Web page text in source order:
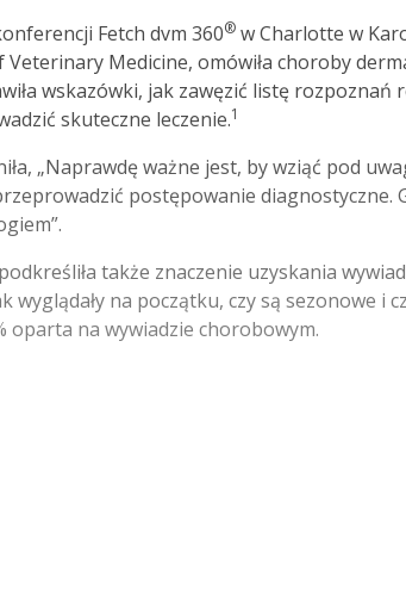
Fetch dvm 360® w Charlotte w
Veterinary Medicine, omówiła choroby
wskazówki, jak zawęzić listę
skuteczne leczenie.1
„Naprawdę ważne jest, by wziąć pod
postępowanie diagnostyczne.
także znaczenie uzyskania
wyglądały na początku, czy są sezonowe i
oparta na wywiadzie chorobowym.